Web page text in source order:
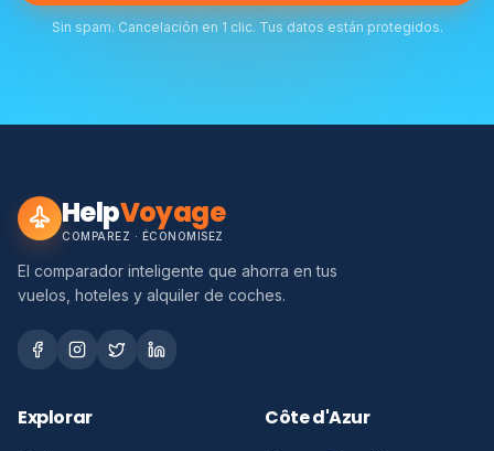
Sin spam. Cancelación en 1 clic. Tus datos están protegidos.
HelpVoyage
COMPAREZ · ÉCONOMISEZ
El comparador inteligente que ahorra en tus
vuelos, hoteles y alquiler de coches.
Explorar Côte d'Azur